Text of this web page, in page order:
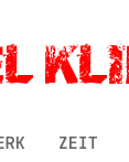
ZEIT